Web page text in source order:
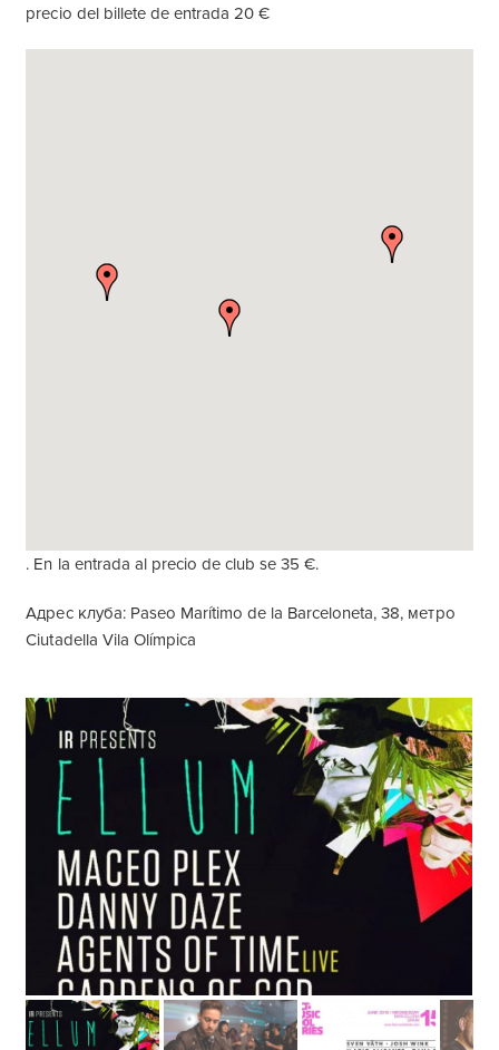
precio del billete de entrada 20 €
. En la entrada al precio de club se 35 €.
Адрес клуба: Paseo Marítimo de la Barceloneta, 38, метро
Ciutadella Vila Olímpica